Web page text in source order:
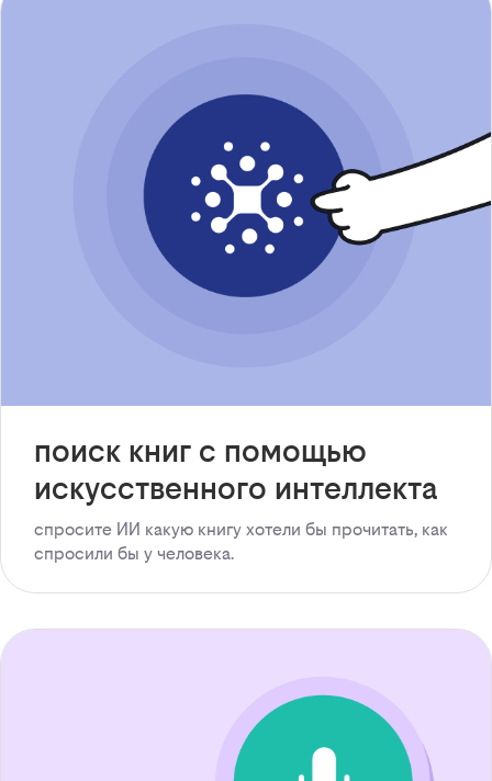
поиск книг с помощью
искусственного интеллекта
спросите ИИ какую книгу хотели бы прочитать, как
спросили бы у человека.